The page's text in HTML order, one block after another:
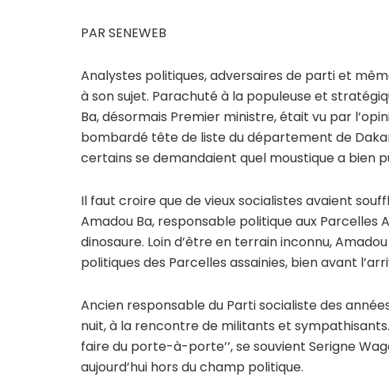
PAR SENEWEB
Analystes politiques, adversaires de parti et
à son sujet. Parachuté à la populeuse et
Ba, désormais Premier ministre, était vu par
bombardé tête de liste du département de
certains se demandaient quel moustique a bien
Il faut croire que de vieux socialistes avaient
Amadou Ba, responsable politique aux Parcelles
dinosaure. Loin d’être en terrain inconnu,
politiques des Parcelles assainies, bien avant
Ancien responsable du Parti socialiste des
nuit, à la rencontre de militants et sympathisants.
faire du porte-à-porte’’, se souvient Serigne
aujourd’hui hors du champ politique.